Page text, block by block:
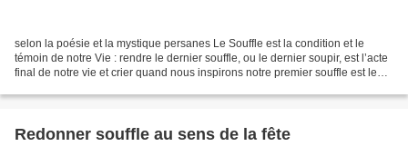
selon la poésie et la mystique persanes Le Souffle est la condition et le
témoin de notre Vie : rendre le dernier souffle, ou le dernier soupir, est l’acte
final de notre vie et crier quand nous inspirons notre premier souffle est le
Redonner souffle au sens de la fête